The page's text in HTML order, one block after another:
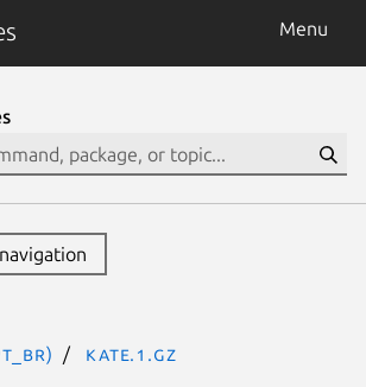
Menu
kate.1.gz